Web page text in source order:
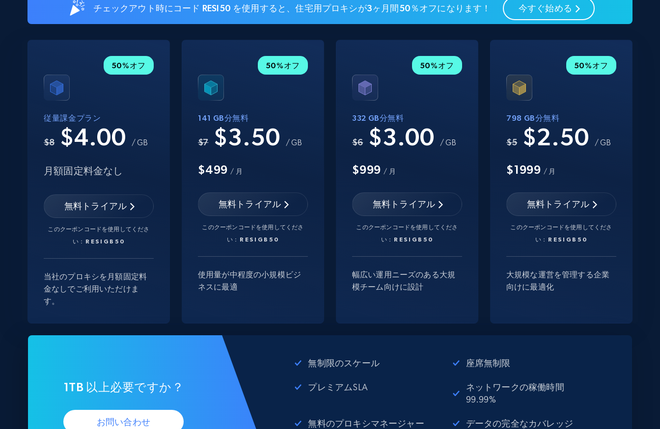
チェックアウト時にコード RESI50 を使用すると、住宅用プロキシが3ヶ月間50％オフになります！ 今すぐ始める
50%オフ
従量課金プラン
$8 $4.00 / GB
月額固定料金なし
無料トライアル
このクーポンコードを使用してくださ
い：
RESIGB50
当社のプロキシを月額固定料
金なしでご利用いただけま
す。
50%オフ
141 GB分無料
$7 $3.50 / GB
$499 / 月
無料トライアル
このクーポンコードを使用してくださ
い：
RESIGB50
使用量が中程度の小規模ビジ
ネスに最適
50%オフ
332 GB分無料
$6 $3.00 / GB
$999 / 月
無料トライアル
このクーポンコードを使用してくださ
い：
RESIGB50
幅広い運用ニーズのある大規
模チーム向けに設計
50%オフ
798 GB分無料
$5 $2.50 / GB
$1999 / 月
無料トライアル
このクーポンコードを使用してくださ
い：
RESIGB50
大規模な運営を管理する企業
向けに最適化
1TB 以上必要ですか？
お問い合わせ
無制限のスケール 座席無制限
プレミアムSLA
ネットワークの稼働時間
99.99%
無料のプロキシマネージャー データの完全なカバレッジ